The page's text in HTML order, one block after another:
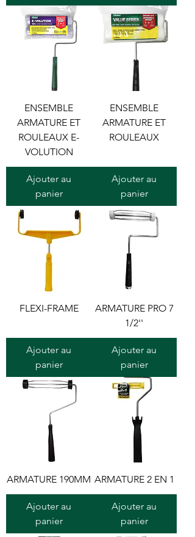
ENSEMBLE
ARMATURE ET
ROULEAUX E-
VOLUTION
Ajouter au
panier
ENSEMBLE
ARMATURE ET
ROULEAUX
Ajouter au
panier
FLEXI-FRAME
Ajouter au
panier
ARMATURE PRO 7
1/2''
Ajouter au
panier
ARMATURE 190MM
Ajouter au
panier
ARMATURE 2 EN 1
Ajouter au
panier